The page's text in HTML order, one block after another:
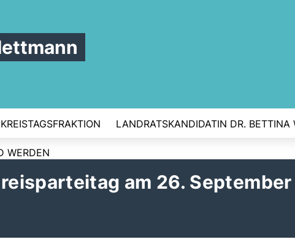
KREISTAGSFRAKTION LANDRATSKANDIDATIN DR. BETTINA
WERDEN
am 26. September